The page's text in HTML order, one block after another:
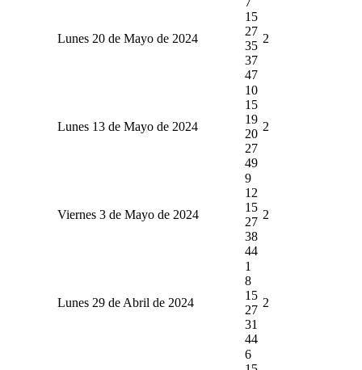
Lunes 20 de Mayo de 2024
15
27
35
37
47
2
Lunes 13 de Mayo de 2024
10
15
19
20
27
49
2
Viernes 3 de Mayo de 2024
9
12
15
27
38
44
2
Lunes 29 de Abril de 2024
1
8
15
27
31
44
2
6